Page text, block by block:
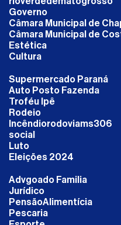
Governo
Câmara Municipal de
Câmara Municipal de
Estética
Cultura
Supermercado Paraná
Auto Posto Fazenda
Troféu Ipê
Rodeio
Incêndiorodoviams306
social
Luto
Eleições 2024
Advgoado Familia
Jurídico
PensãoAlimentícia
Pescaria